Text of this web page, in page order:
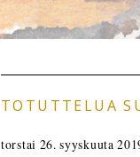
TOTUTTELUA
torstai 26. syyskuuta